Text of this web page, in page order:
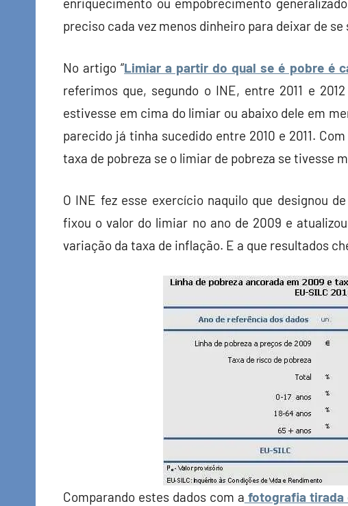
enriquecimento ou empobrecimento
preciso cada vez menos dinheiro para deixar de
No artigo “Limiar a partir do qual se é pobre é
referimos que, segundo o INE, entre 2011 e
estivesse em cima do limiar ou abaixo dele em
parecido já tinha sucedido entre 2010 e 2011.
taxa de pobreza se o limiar de pobreza se tivesse
O INE fez esse exercício naquilo que designou
fixou o valor do limiar no ano de 2009 e
variação da taxa de inflação. E a que resultados
Comparando estes dados com a fotografia tirada